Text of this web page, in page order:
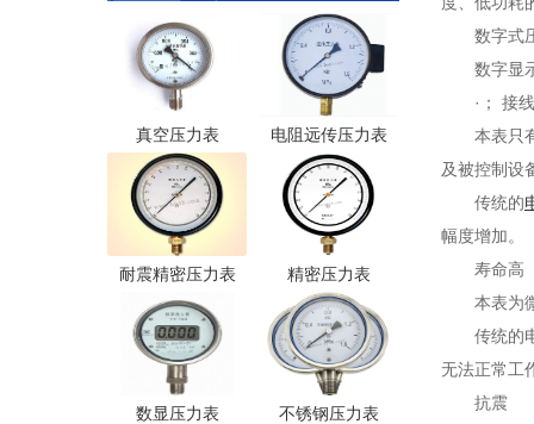
真空压力表 电阻远传压力表
耐震精密压力表 精密压力表
数显压力表 不锈钢压力表
数字式
数字显
·； 接
本表只
及被控制设
传统的
幅度增加。
寿命高
本表为
传统的
无法正常工
抗震